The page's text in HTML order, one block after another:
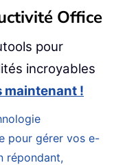
Office
pour
incroyables
maintenant !
pour gérer vos e-
répondant,